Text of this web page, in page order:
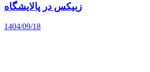
زبیکس در پالایشگاه
1404/09/18